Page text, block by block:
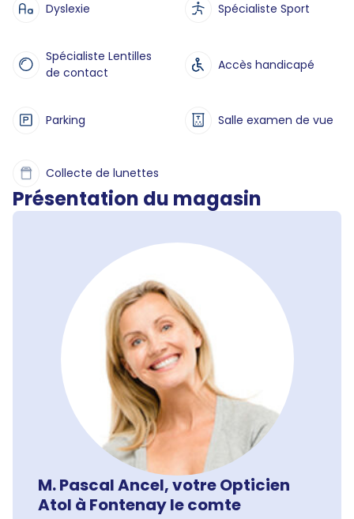
Dyslexie Spécialiste Sport
Spécialiste Lentilles
de contact
Accès handicapé
Parking Salle examen de vue
Collecte de lunettes
Présentation du magasin
M. Pascal Ancel, votre Opticien
Atol à Fontenay le comte